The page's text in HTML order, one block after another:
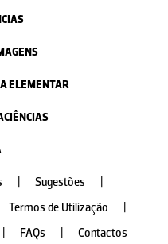
ELEMENTAR
Sugestões
Termos de Utilização
FAQs Contactos